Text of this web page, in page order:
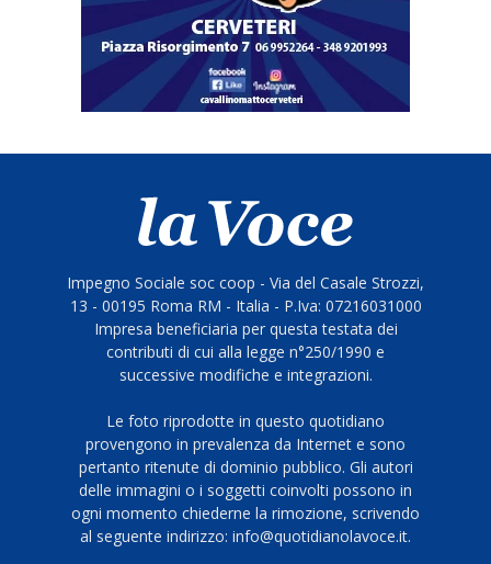
Impegno Sociale soc coop - Via del Casale Strozzi,
13 - 00195 Roma RM - Italia - P.Iva: 07216031000
Impresa beneficiaria per questa testata dei
contributi di cui alla legge n°250/1990 e
successive modifiche e integrazioni.
Le foto riprodotte in questo quotidiano
provengono in prevalenza da Internet e sono
pertanto ritenute di dominio pubblico. Gli autori
delle immagini o i soggetti coinvolti possono in
ogni momento chiederne la rimozione, scrivendo
al seguente indirizzo: info@quotidianolavoce.it.